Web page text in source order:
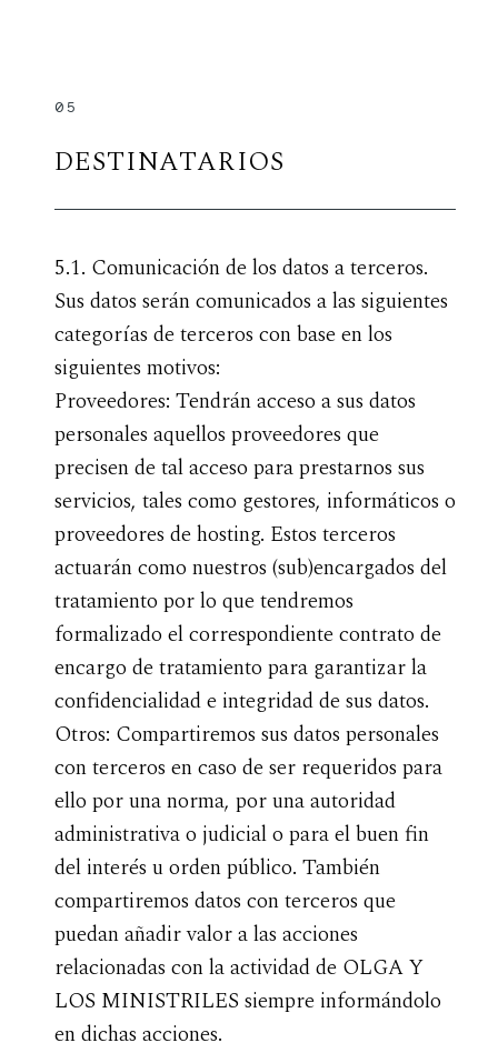
DESTINATARIOS
05
5.1. Comunicación de los datos a terceros.
Sus datos serán comunicados a las siguientes
categorías de terceros con base en los
siguientes motivos:
Proveedores: Tendrán acceso a sus datos
personales aquellos proveedores que
precisen de tal acceso para prestarnos sus
servicios, tales como gestores, informáticos o
proveedores de hosting. Estos terceros
actuarán como nuestros (sub)encargados del
tratamiento por lo que tendremos
formalizado el correspondiente contrato de
encargo de tratamiento para garantizar la
confidencialidad e integridad de sus datos.
Otros: Compartiremos sus datos personales
con terceros en caso de ser requeridos para
ello por una norma, por una autoridad
administrativa o judicial o para el buen fin
del interés u orden público. También
compartiremos datos con terceros que
puedan añadir valor a las acciones
relacionadas con la actividad de OLGA Y
LOS MINISTRILES siempre informándolo
en dichas acciones.